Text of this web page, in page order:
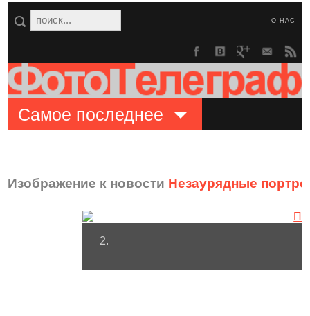
О НАС
Самое последнее
Изображение к новости Незаурядные
2.